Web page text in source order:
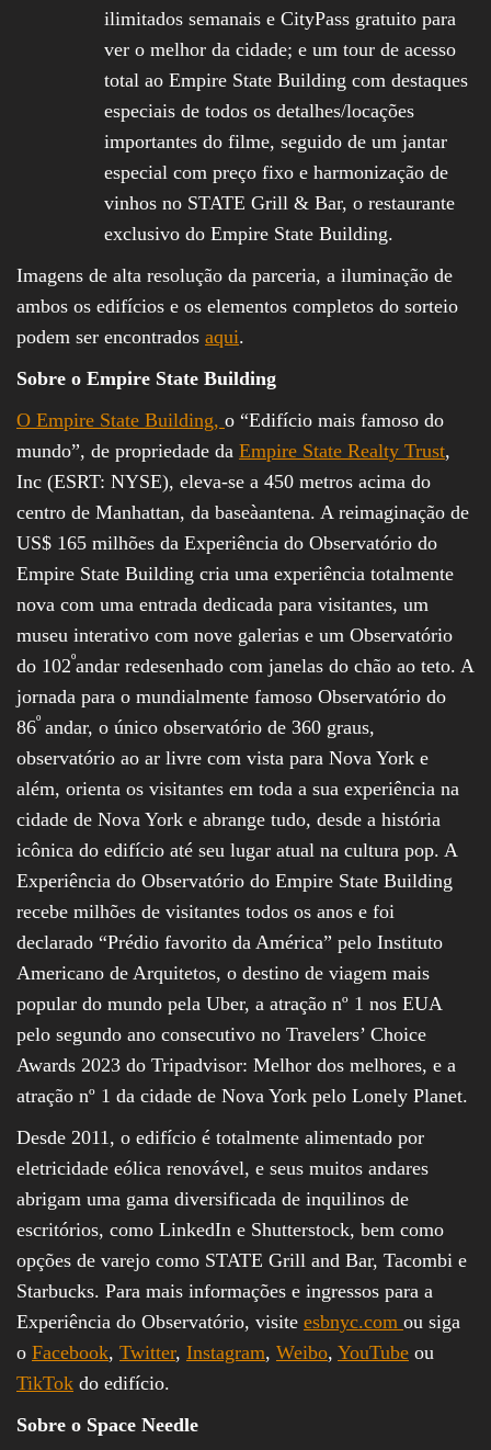
ilimitados semanais e CityPass gratuito para
ver o melhor da cidade; e um tour de acesso
total ao Empire State Building com destaques
especiais de todos os detalhes/locações
importantes do filme, seguido de um jantar
especial com preço fixo e harmonização de
vinhos no STATE Grill & Bar, o restaurante
exclusivo do Empire State Building.
Imagens de alta resolução da parceria, a iluminação de
ambos os edifícios e os elementos completos do sorteio
podem ser encontrados aqui.
Sobre o Empire State Building
O Empire State Building, o “Edifício mais famoso do
mundo”, de propriedade da Empire State Realty Trust,
Inc (ESRT: NYSE), eleva-se a 450 metros acima do
centro de Manhattan, da baseàantena. A reimaginação de
US$ 165 milhões da Experiência do Observatório do
Empire State Building cria uma experiência totalmente
nova com uma entrada dedicada para visitantes, um
museu interativo com nove galerias e um Observatório
do 102ºandar redesenhado com janelas do chão ao teto. A
jornada para o mundialmente famoso Observatório do
86º andar, o único observatório de 360 graus,
observatório ao ar livre com vista para Nova York e
além, orienta os visitantes em toda a sua experiência na
cidade de Nova York e abrange tudo, desde a história
icônica do edifício até seu lugar atual na cultura pop. A
Experiência do Observatório do Empire State Building
recebe milhões de visitantes todos os anos e foi
declarado “Prédio favorito da América” pelo Instituto
Americano de Arquitetos, o destino de viagem mais
popular do mundo pela Uber, a atração nº 1 nos EUA
pelo segundo ano consecutivo no Travelers’ Choice
Awards 2023 do Tripadvisor: Melhor dos melhores, e a
atração nº 1 da cidade de Nova York pelo Lonely Planet.
Desde 2011, o edifício é totalmente alimentado por
eletricidade eólica renovável, e seus muitos andares
abrigam uma gama diversificada de inquilinos de
escritórios, como LinkedIn e Shutterstock, bem como
opções de varejo como STATE Grill and Bar, Tacombi e
Starbucks. Para mais informações e ingressos para a
Experiência do Observatório, visite esbnyc.com ou siga
o Facebook, Twitter, Instagram, Weibo, YouTube ou
TikTok do edifício.
Sobre o Space Needle